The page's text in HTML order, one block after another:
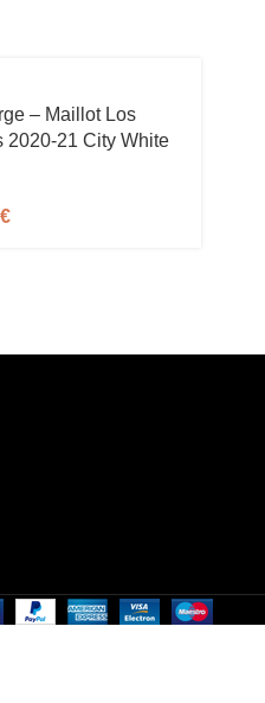
– Maillot Los
2020-21 City White
€